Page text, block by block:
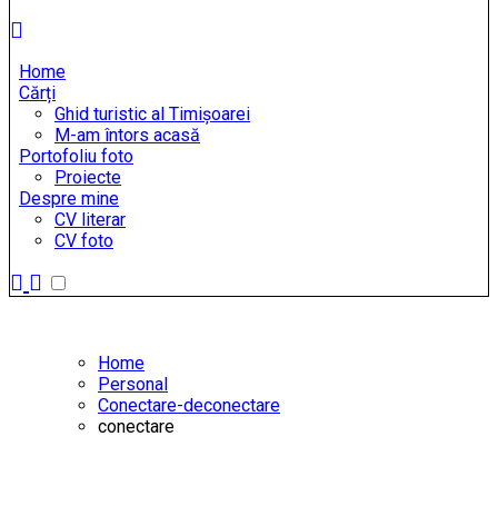
Home
Cărți
Ghid turistic al Timișoarei
M-am întors acasă
Portofoliu foto
Proiecte
Despre mine
CV literar
CV foto
Home
Personal
Conectare-deconectare
conectare